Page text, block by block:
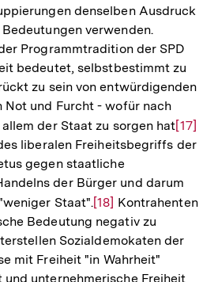
denselben Ausdruck
verwenden.
Programmtradition der SPD
bedeutet, selbstbestimmt zu
zu sein von entwürdigenden
Not und Furcht - wofür nach
der Staat zu sorgen hatZur
[17]
liberalen Freiheitsbegriffs der
gegen staatliche
der Bürger und darum
Staat".Zur
Auflösung
der
Fußnote
[18] Kontrahenten
Bedeutung negativ zu
Sozialdemokaten der
mit Freiheit "in Wahrheit"
unternehmerische Freiheit